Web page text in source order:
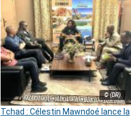
© (DR)
Tchad : Célestin Mawndoé lance la